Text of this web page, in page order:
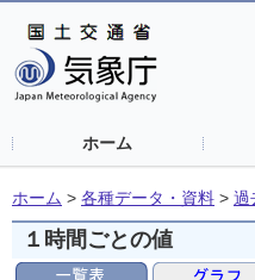
ホーム
ホーム > 各種データ・資料 > 過
１時間ごとの値